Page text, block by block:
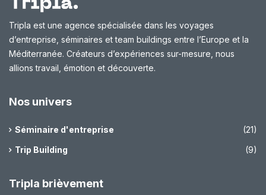
Tripla est une agence spécialisée dans les voyages
d’entreprise, séminaires et team buildings entre l’Europe et la
Méditerranée. Créateurs d’expériences sur-mesure, nous
allions travail, émotion et découverte.
Nos univers
Séminaire d'entreprise
(21)
Trip Building
(9)
Tripla brièvement